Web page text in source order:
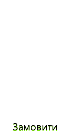
Замовити